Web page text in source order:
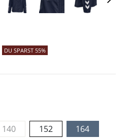
DU SPARST 55%
140 152
164